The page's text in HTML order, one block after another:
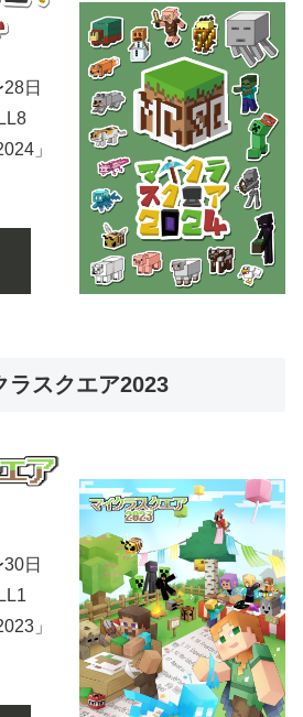
日
」
ラスクエア2023
日
」